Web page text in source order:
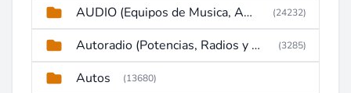
AUDIO (Equipos de Musica, Amplificadores, Reproductores, Etc) (24232)
Autoradio (Potencias, Radios y DVD) (3285)
Autos (13680)